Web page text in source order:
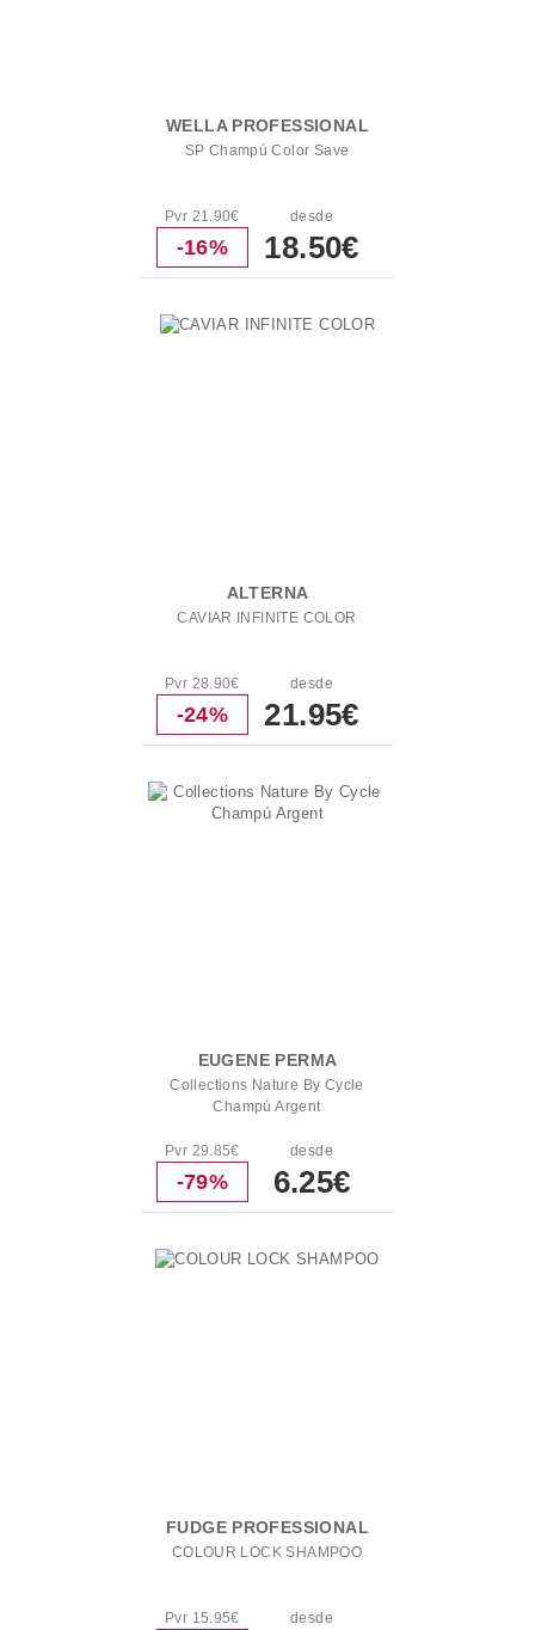
WELLA PROFESSIONAL
SP Champú Color Save
Pvr 21.90€
-16%
desde
18.50€
ALTERNA
CAVIAR INFINITE COLOR
Pvr 28.90€
-24%
desde
21.95€
EUGENE PERMA
Collections Nature By Cycle
Champú Argent
Pvr 29.85€
-79%
desde
6.25€
FUDGE PROFESSIONAL
COLOUR LOCK SHAMPOO
Pvr 15.95€ desde